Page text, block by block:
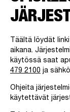
Täältä löydät
aikana.
käytössä saat
479 2100 ja
Ohjeita
käytettävät